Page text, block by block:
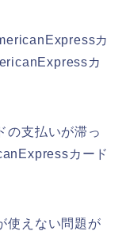
カ
カ
の支払いが滞っ
カード
使えない問題が